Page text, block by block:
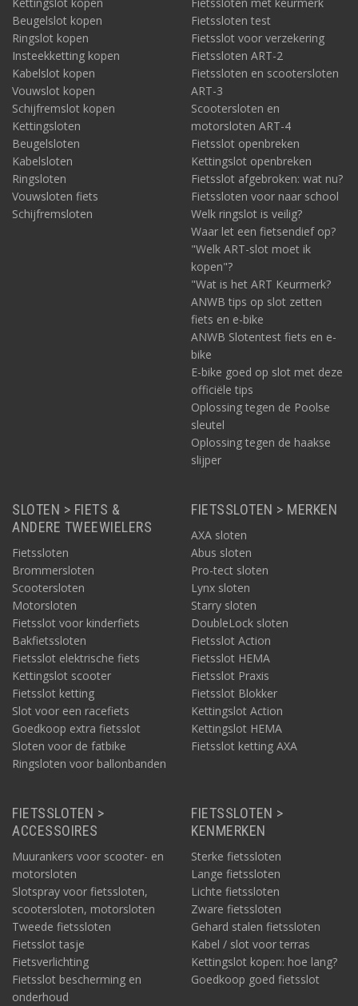
Beugelslot kopen
Ringslot kopen
Insteekketting kopen
Kabelslot kopen
Vouwslot kopen
Schijfremslot kopen
Kettingsloten
Beugelsloten
Kabelsloten
Ringsloten
Vouwsloten fiets
Schijfremsloten
Fietssloten test
Fietsslot voor verzekering
Fietssloten ART-2
Fietssloten en scootersloten
ART-3
Scootersloten en
motorsloten ART-4
Fietsslot openbreken
Kettingslot openbreken
Fietsslot afgebroken: wat nu?
Fietssloten voor naar school
Welk ringslot is veilig?
Waar let een fietsendief op?
"Welk ART-slot moet ik
kopen"?
"Wat is het ART Keurmerk?
ANWB tips op slot zetten
fiets en e-bike
ANWB Slotentest fiets en e-
bike
E-bike goed op slot met deze
officiële tips
Oplossing tegen de Poolse
sleutel
Oplossing tegen de haakse
slijper
SLOTEN > FIETS &
ANDERE TWEEWIELERS
Fietssloten
Brommersloten
Scootersloten
Motorsloten
Fietsslot voor kinderfiets
Bakfietssloten
Fietsslot elektrische fiets
Kettingslot scooter
Fietsslot ketting
Slot voor een racefiets
Goedkoop extra fietsslot
Sloten voor de fatbike
Ringsloten voor ballonbanden
FIETSSLOTEN > MERKEN
AXA sloten
Abus sloten
Pro-tect sloten
Lynx sloten
Starry sloten
DoubleLock sloten
Fietsslot Action
Fietsslot HEMA
Fietsslot Praxis
Fietsslot Blokker
Kettingslot Action
Kettingslot HEMA
Fietsslot ketting AXA
FIETSSLOTEN >
ACCESSOIRES
Muurankers voor scooter- en
motorsloten
Slotspray voor fietssloten,
scootersloten, motorsloten
Tweede fietssloten
Fietsslot tasje
Fietsverlichting
Fietsslot bescherming en
onderhoud
FIETSSLOTEN >
KENMERKEN
Sterke fietssloten
Lange fietssloten
Lichte fietssloten
Zware fietssloten
Gehard stalen fietssloten
Kabel / slot voor terras
Kettingslot kopen: hoe lang?
Goedkoop goed fietsslot